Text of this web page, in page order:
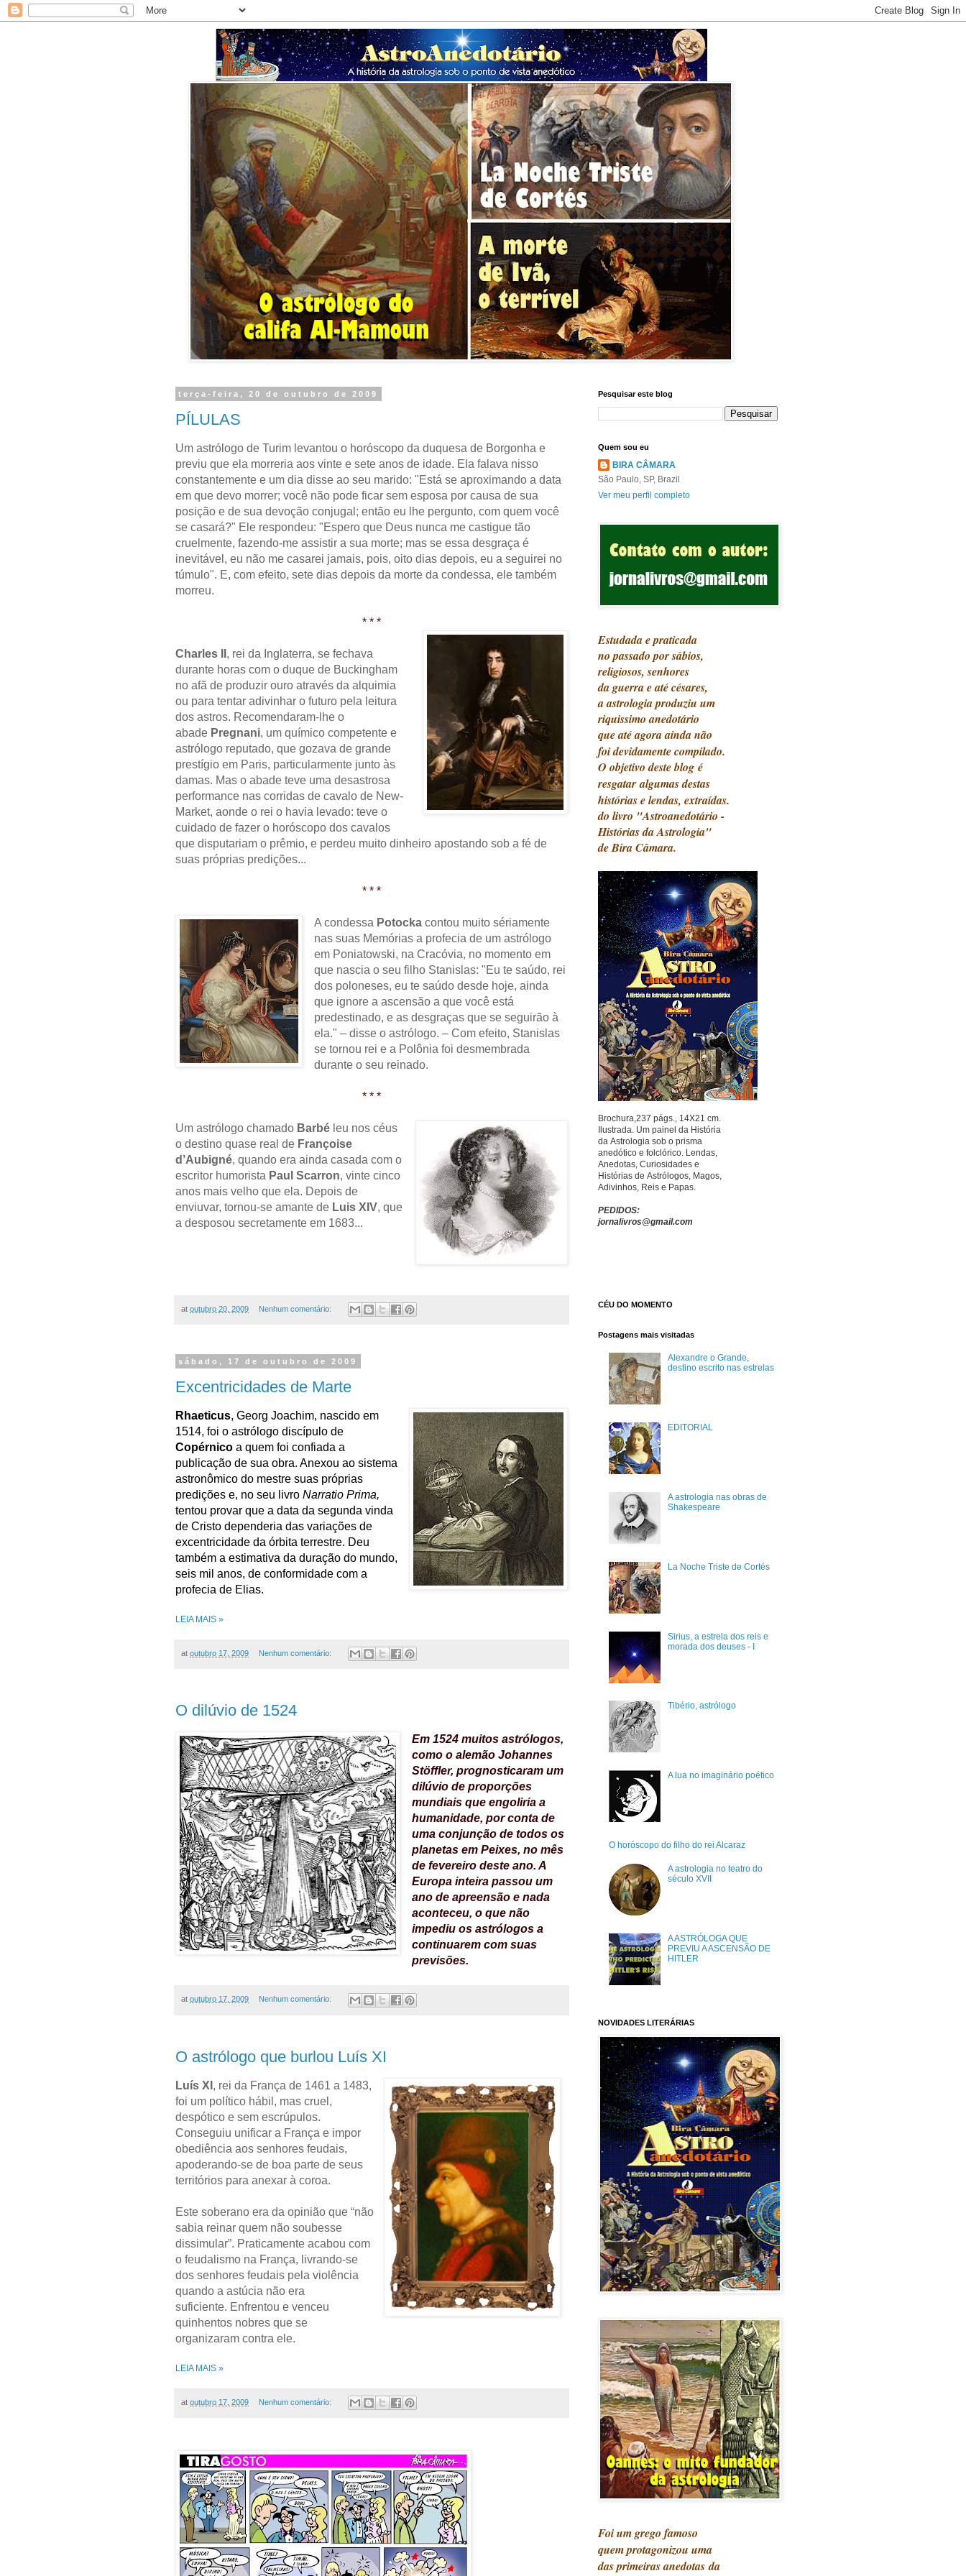
terça-feira, 20 de outubro de 2009
PÍLULAS
Um astrólogo de Turim levantou o horóscopo da duquesa de Borgonha e
previu que ela morreria aos vinte e sete anos de idade. Ela falava nisso
constantemente e um dia disse ao seu marido: "Está se aproximando a data
em que devo morrer; você não pode ficar sem esposa por causa de sua
posição e de sua devoção conjugal; então eu lhe pergunto, com quem você
se casará?" Ele respondeu: "Espero que Deus nunca me castigue tão
cruelmente, fazendo-me assistir a sua morte; mas se essa desgraça é
inevitável, eu não me casarei jamais, pois, oito dias depois, eu a seguirei no
túmulo". E, com efeito, sete dias depois da morte da condessa, ele também
morreu.
* * *
Charles II , rei da Inglaterra, se fechava
durante horas com o duque de Buckingham
no afã de produzir ouro através da alquimia
ou para tentar adivinhar o futuro pela leitura
dos astros. Recomendaram-lhe o
abade Pregnani, um químico competente e
astrólogo reputado, que gozava de grande
prestígio em Paris, particularmente junto às
damas. Mas o abade teve uma desastrosa
performance nas corridas de cavalo de New-
Market, aonde o rei o havia levado: teve o
cuidado de fazer o horóscopo dos cavalos
que disputariam o prêmio, e perdeu muito dinheiro apostando sob a fé de
suas próprias predições...
* * *
A condessa Potocka contou muito sériamente
nas suas Memórias a profecia de um astrólogo
em Poniatowski, na Cracóvia, no momento em
que nascia o seu filho Stanislas: "Eu te saúdo, rei
dos poloneses, eu te saúdo desde hoje, ainda
que ignore a ascensão a que você está
predestinado, e as desgraças que se seguirão à
ela." – disse o astrólogo. – Com efeito, Stanislas
se tornou rei e a Polônia foi desmembrada
durante o seu reinado.
* * *
Um astrólogo chamado Barbé leu nos céus
o destino quase real de Françoise
d’Aubigné, quando era ainda casada com o
escritor humorista Paul Scarron, vinte cinco
anos mais velho que ela. Depois de
enviuvar, tornou-se amante de Luis XIV, que
a desposou secretamente em 1683...
at outubro 20, 2009 Nenhum comentário:
sábado, 17 de outubro de 2009
Excentricidades de Marte
Rhaeticus, Georg Joachim, nascido em
1514, foi o astrólogo discípulo de
Copérnico a quem foi confiada a
publicação de sua obra. Anexou ao sistema
astronômico do mestre suas próprias
predições e, no seu livro Narratio Prima,
tentou provar que a data da segunda vinda
de Cristo dependeria das variações de
excentricidade da órbita terrestre. Deu
também a estimativa da duração do mundo,
seis mil anos, de conformidade com a
profecia de Elias.
LEIA MAIS »
at outubro 17, 2009 Nenhum comentário:
O dilúvio de 1524
Em 1524 muitos astrólogos,
como o alemão Johannes
Stöffler, prognosticaram um
dilúvio de proporções
mundiais que engoliria a
humanidade, por conta de
uma conjunção de todos os
planetas em Peixes, no mês
de fevereiro deste ano. A
Europa inteira passou um
ano de apreensão e nada
aconteceu, o que não
impediu os astrólogos a
continuarem com suas
previsões.
at outubro 17, 2009 Nenhum comentário:
O astrólogo que burlou Luís XI
Luís XI , rei da França de 1461 a 1483,
foi um político hábil, mas cruel,
despótico e sem escrúpulos.
Conseguiu unificar a França e impor
obediência aos senhores feudais,
apoderando-se de boa parte de seus
territórios para anexar à coroa.
Este soberano era da opinião que “não
sabia reinar quem não soubesse
dissimular”. Praticamente acabou com
o feudalismo na França, livrando-se
dos senhores feudais pela violência
quando a astúcia não era
suficiente. Enfrentou e venceu
quinhentos nobres que se
organizaram contra ele.
LEIA MAIS »
at outubro 17, 2009 Nenhum comentário:
Pesquisar este blog
Quem sou eu
BIRA CÂMARA
São Paulo, SP, Brazil
Ver meu perfil completo
Estudada e praticada
no passado por sábios,
religiosos, senhores
da guerra e até césares,
a astrologia produziu um
riquissimo anedotário
que até agora ainda não
foi devidamente compilado.
O objetivo deste blog é
resgataralgumas destas
histórias e lendas, extraídas.
do livro "Astroanedotário -
Histórias da Astrologia"
de Bira Câmara.
Brochura,237 págs., 14X21 cm.
Ilustrada. Um painel da História
da Astrologia sob o prisma
anedótico e folclórico. Lendas,
Anedotas, Curiosidades e
Histórias de Astrólogos, Magos,
Adivinhos, Reis e Papas.
PEDIDOS:
jornalivros@gmail.com
CÉU DO MOMENTO
Postagens mais visitadas
Alexandre o Grande,
destino escrito nas estrelas
EDITORIAL
A astrologia nas obras de
Shakespeare
La Noche Triste de Cortés
Sirius, a estrela dos reis e
morada dos deuses - I
Tibério, astrólogo
A lua no imaginário poético
O horóscopo do filho do rei Alcaraz
A astrologia no teatro do
século XVII
A ASTRÓLOGA QUE
PREVIU A ASCENSÃO DE
HITLER
NOVIDADES LITERÁRIAS
Foi um grego famoso
quem protagonizou uma
das primeiras anedotasda